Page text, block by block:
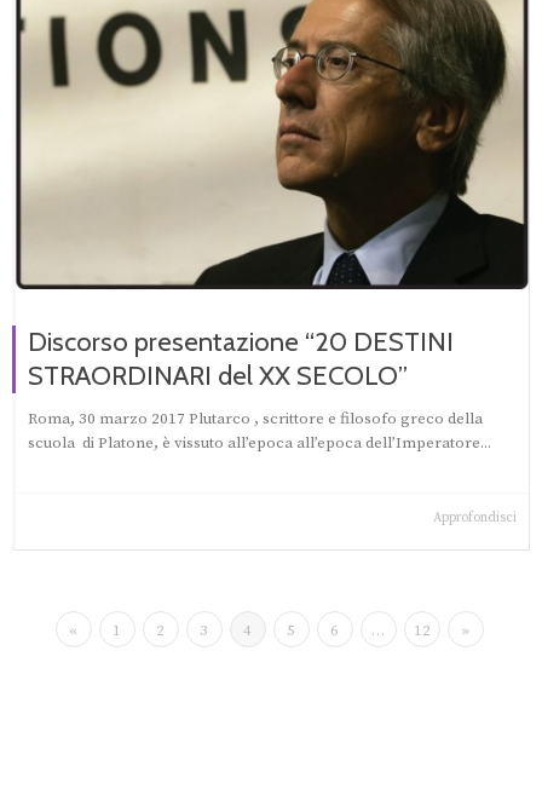
Discorso presentazione “20 DESTINI
STRAORDINARI del XX SECOLO”
Roma, 30 marzo 2017 Plutarco , scrittore e filosofo greco della
scuola di Platone, è vissuto all’epoca all’epoca dell’Imperatore...
Approfondisci
« 1 2 3 4 5 6 … 12 »